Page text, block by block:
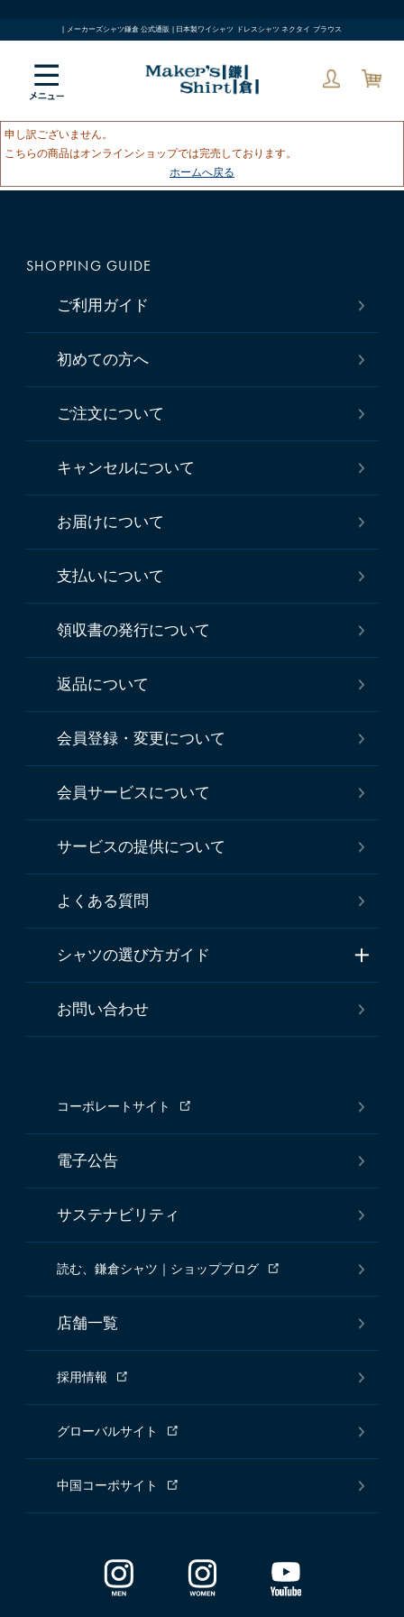
| メーカーズシャツ鎌倉 公式通販 | 日本製ワイシャツ ドレスシャツ ネクタイ ブラウス
申し訳ございません。
こちらの商品はオンラインショップでは完売しております。
ホームへ戻る
SHOPPING GUIDE
ご利用ガイド
初めての方へ
ご注文について
キャンセルについて
お届けについて
支払いについて
領収書の発行について
返品について
会員登録・変更について
会員サービスについて
サービスの提供について
よくある質問
シャツの選び方ガイド
お問い合わせ
コーポレートサイト
電子公告
サステナビリティ
読む、鎌倉シャツ｜ショップブログ
店舗一覧
採用情報
グローバルサイト
中国コーポサイト